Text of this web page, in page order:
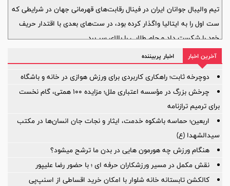
تیم والیبال جوانان ایران در فینال رقابت‌های قهرمانی جهان در شرایطی که
ست اول را به ایتالیا واگذار کرده بود، در ست‌های بعدی با اقتدار حریف
خود را شکست داد و جام طلایی را بالای سر برد.
آخرین اخبار اخبار پربیننده
دوچرخه ثابت؛ راهکاری کاربردی برای ورزش هوازی در خانه و باشگاه
چرخش بزرگ در مؤسسه اعتباری ملل؛ مزایده ۱۰۰ همتی، گام نخست
برای ترمیم ترازنامه
اربعین؛ حماسه باشکوه خدمت، ایثار و نجات جان انسان‌ها در مکتب
سیدالشهدا (ع)
هنگام ورزش چه هورمون هایی در بدن ما ترشح میشود؟
نقش مکمل در مسیر ورزشکاران حرفه ای ؛ با حضور رضا علیپور
کالکشن تابستانه خانه شلوار با امکان خرید اقساطی از اسنپ‌پی